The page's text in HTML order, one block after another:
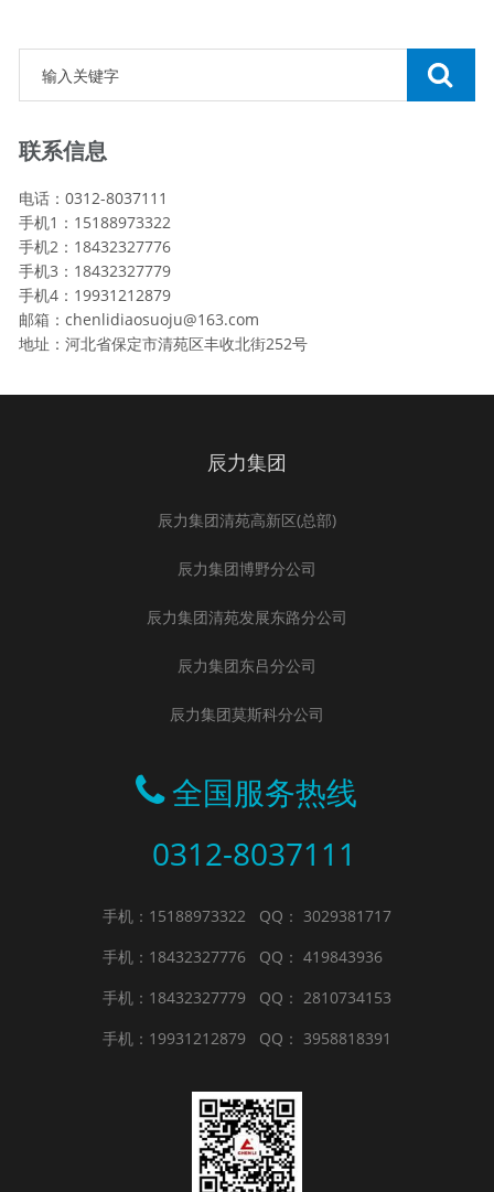
联系信息
电话：0312-8037111
手机1：15188973322
手机2：18432327776
手机3：18432327779
手机4：19931212879
邮箱：chenlidiaosuoju@163.com
地址：河北省保定市清苑区丰收北街252号
辰力集团
辰力集团清苑高新区(总部)
辰力集团博野分公司
辰力集团清苑发展东路分公司
辰力集团东吕分公司
辰力集团莫斯科分公司
全国服务热线
0312-8037111
手机：15188973322
QQ： 3029381717
手机：18432327776QQ： 419843936
手机：18432327779QQ： 2810734153
手机：19931212879
QQ： 3958818391